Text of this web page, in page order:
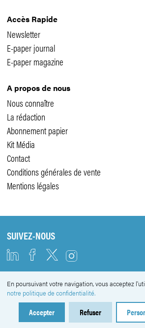
Accès Rapide
Newsletter
E-paper journal
E-paper magazine
A propos de nous
Nous connaître
La rédaction
Abonnement papier
Kit Média
Contact
Conditions générales de vente
Mentions légales
SUIVEZ-NOUS
NEWSLETTER
En poursuivant votre navigation, vous acceptez
notre politique de confidentialité.
Accepter Refuser